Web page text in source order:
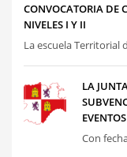
CONVOCATORIA DE
NIVELES I Y II
La escuela Territorial
LA
Con